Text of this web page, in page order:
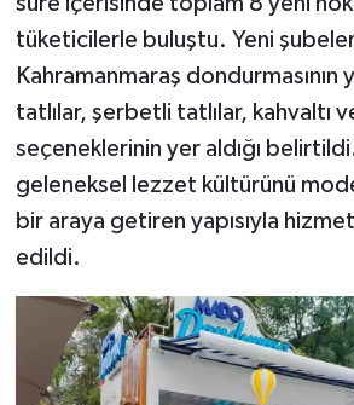
tüketicilerle buluştu. Yeni
Kahramanmaraş dondurmasının
tatlılar, şerbetli tatlılar, kahvaltı
seçeneklerinin yer aldığı
geleneksel lezzet kültürünü
bir araya getiren yapısıyla
edildi.